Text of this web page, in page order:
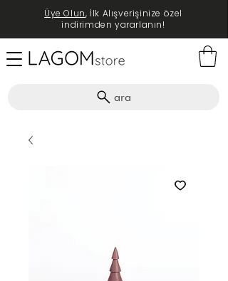
ara
Üye Olun, İlk Alışverişinize özel
indirimden yararlanın!